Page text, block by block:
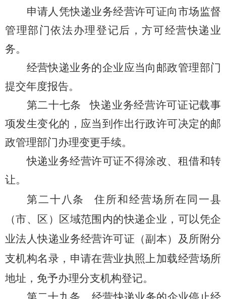
申请人凭快递业务经营许可证向市场监督
管理部门依法办理登记后，方可经营快递业
务。
经营快递业务的企业应当向邮政管理部门
提交年度报告。
第二十七条快递业务经营许可证记载事
项发生变化的，应当到作出行政许可决定的邮
政管理部门办理变更手续。
快递业务经营许可证不得涂改、租借和转
让。
第二十八条 住所和经营场所在同一县
（市、区）区域范围内的快递企业，可以凭企
业法人快递业务经营许可证（副本）及所附分
支机构名录，申请在营业执照上加载经营场所
地址，免予办理分支机构登记。